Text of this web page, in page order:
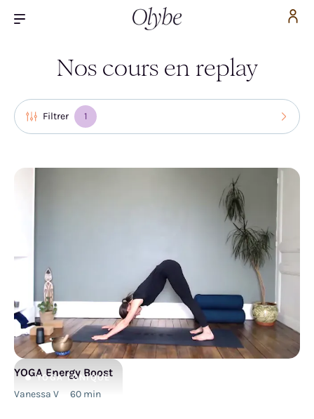
Nos cours en replay
Filtrer
YOGA TONIQUE
YOGA Energy Boost
Vanessa V 60 min